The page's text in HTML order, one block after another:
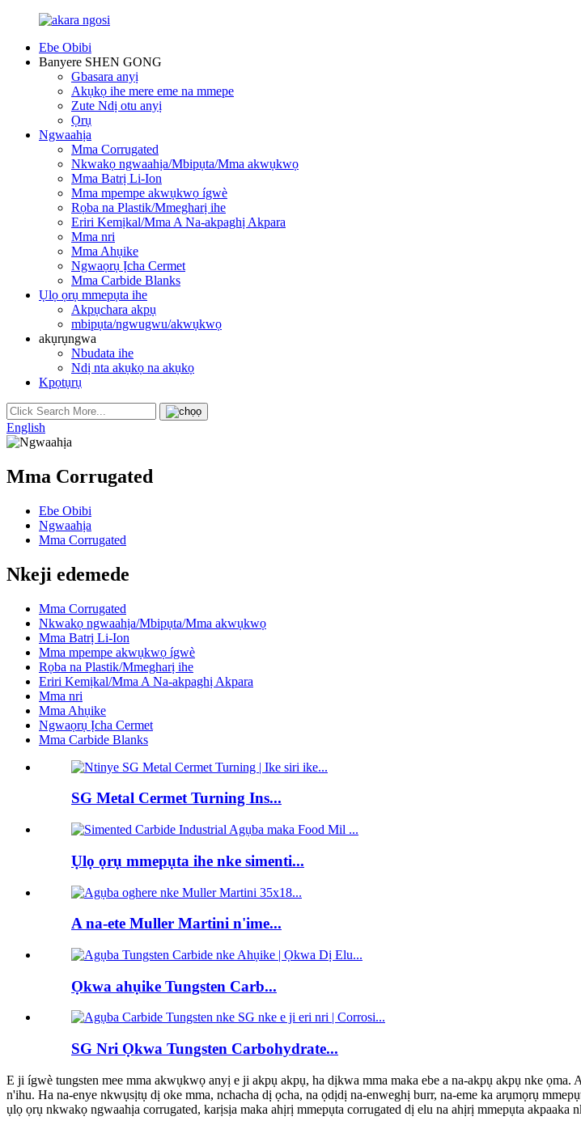
Ebe Obibi
Banyere SHEN GONG
Gbasara anyị
Akụkọ ihe mere eme na mmepe
Zute Ndị otu anyị
Ọrụ
Ngwaahịa
Mma Corrugated
Nkwakọ ngwaahịa/Mbipụta/Mma akwụkwọ
Mma Batrị Li-Ion
Mma mpempe akwụkwọ ígwè
Rọba na Plastik/Mmegharị ihe
Eriri Kemịkal/Mma A Na-akpaghị Akpara
Mma nri
Mma Ahụike
Ngwaọrụ Ịcha Cermet
Mma Carbide Blanks
Ụlọ ọrụ mmepụta ihe
Akpụchara akpụ
mbipụta/ngwugwu/akwụkwọ
akụrụngwa
Nbudata ihe
Ndị nta akụkọ na akụkọ
Kpọtụrụ
English
Mma Corrugated
Ebe Obibi
Ngwaahịa
Mma Corrugated
Nkeji edemede
Mma Corrugated
Nkwakọ ngwaahịa/Mbipụta/Mma akwụkwọ
Mma Batrị Li-Ion
Mma mpempe akwụkwọ ígwè
Rọba na Plastik/Mmegharị ihe
Eriri Kemịkal/Mma A Na-akpaghị Akpara
Mma nri
Mma Ahụike
Ngwaọrụ Ịcha Cermet
Mma Carbide Blanks
SG Metal Cermet Turning Ins...
Ụlọ ọrụ mmepụta ihe nke simenti...
A na-ete Muller Martini n'ime...
Ọkwa ahụike Tungsten Carb...
SG Nri Ọkwa Tungsten Carbohydrate...
E ji ígwè tungsten mee mma akwụkwọ anyị e ji akpụ akpụ, ha dịkwa mma maka ebe a na-akpụ akpụ nke
n'ihu. Ha na-enye nkwụsịtụ dị oke mma, nchacha dị ọcha, na ọdịdị na-enweghị burr, na-eme ka arụmọrụ
ụlọ ọrụ nkwakọ ngwaahịa corrugated, karịsịa maka ahịrị mmepụta corrugated dị elu na ahịrị mmepụta akpaaka